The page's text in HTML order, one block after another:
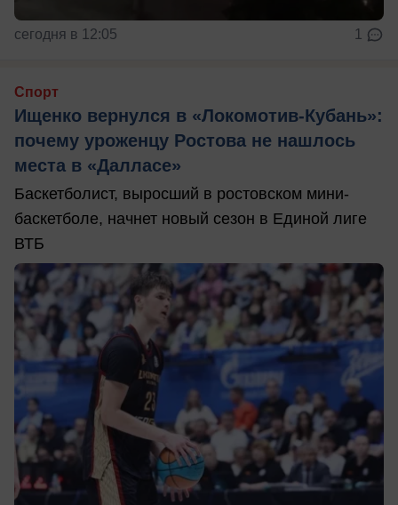
сегодня в 12:05 1
Спорт
Ищенко вернулся в «Локомотив-Кубань»:
почему уроженцу Ростова не нашлось
места в «Далласе»
Баскетболист, выросший в ростовском мини-
баскетболе, начнет новый сезон в Единой лиге
ВТБ